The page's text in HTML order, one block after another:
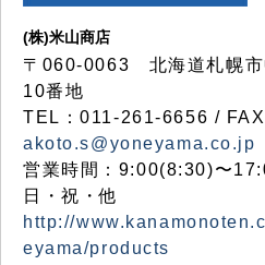
(株)米山商店
〒060-0063 北海道札幌市
10番地
TEL：011-261-6656 /
akoto.s@yoneyama.co.jp
営業時間：9:00(8:30)〜
日・祝・他
http://
eyama/products